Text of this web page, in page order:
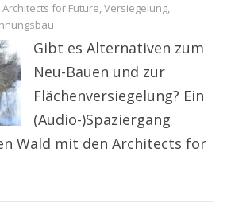
Architects for Future,Versiegelung,
Gibt es Alternativen zum
Neu-Bauen und zur
Flächenversiegelung? Ein
(Audio-)Spaziergang
Wald mit den Architects for